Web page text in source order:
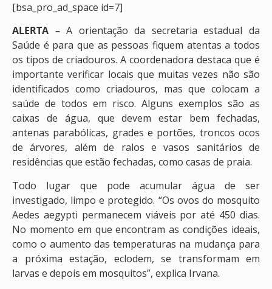
[bsa_pro_ad_space id=7]
ALERTA –A orientação da secretaria estadual da
Saúde é para que as pessoas fiquem atentas a todos
os tipos de criadouros. A coordenadora destaca que é
importante verificar locais que muitas vezes não são
identificados como criadouros, mas que colocam a
saúde de todos em risco. Alguns exemplos são as
caixas de água, que devem estar bem fechadas,
antenas parabólicas, grades e portões, troncos ocos
de árvores, além de ralos e vasos sanitários de
residências que estão fechadas, como casas de praia.
Todo lugar que pode acumular água de ser
investigado, limpo e protegido. “Os ovos do mosquito
Aedes aegypti permanecem viáveis por até 450 dias.
No momento em que encontram as condições ideais,
como o aumento das temperaturas na mudança para
a próxima estação, eclodem, se transformam em
larvas e depois em mosquitos”, explica Irvana.